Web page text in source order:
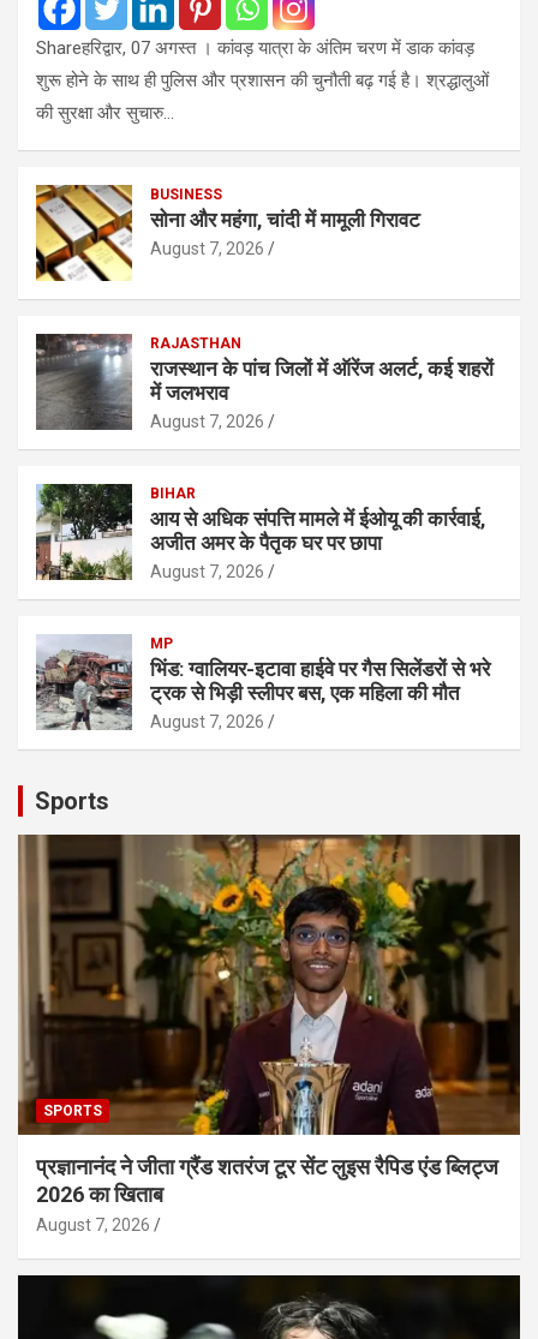
Shareहरिद्वार, 07 अगस्त । कांवड़ यात्रा के अंतिम चरण में डाक कांवड़
शुरू होने के साथ ही पुलिस और प्रशासन की चुनौती बढ़ गई है। श्रद्धालुओं
की सुरक्षा और सुचारु…
BUSINESS
सोना और महंगा, चांदी में मामूली गिरावट
August 7, 2026
RAJASTHAN
राजस्थान के पांच जिलों में ऑरेंज अलर्ट, कई शहरों
में जलभराव
August 7, 2026
BIHAR
आय से अधिक संपत्ति मामले में ईओयू की कार्रवाई,
अजीत अमर के पैतृक घर पर छापा
August 7, 2026
MP
भिंड: ग्वालियर-इटावा हाईवे पर गैस सिलेंडरों से भरे
ट्रक से भिड़ी स्लीपर बस, एक महिला की मौत
August 7, 2026
Sports
SPORTS
प्रज्ञानानंद ने जीता ग्रैंड शतरंज टूर सेंट लुइस रैपिड एंड ब्लिट्ज
2026 का खिताब
August 7, 2026